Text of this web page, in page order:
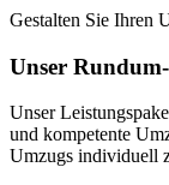
Gestalten Sie Ihren
Unser
Unser
und kompetente
Umzugs individuell